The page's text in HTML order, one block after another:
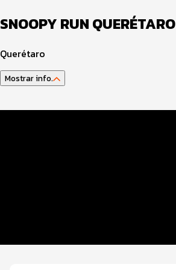
SNOOPY RUN QUERÉTARO
Querétaro
Mostrar info.